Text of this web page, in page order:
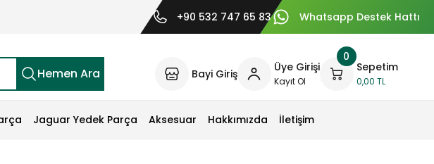
+90 532 747 65 83 Whatsapp Destek Hattı
Hemen Ara Bayi Giriş Üye Girişi
Kayıt Ol
0
Sepetim
0,00 TL
Jaguar Yedek Parça Aksesuar Hakkımızda İletişim